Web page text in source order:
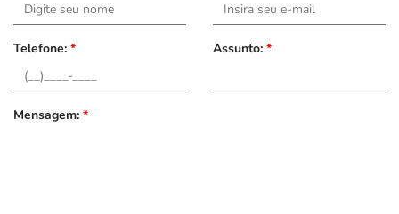
Telefone: * Assunto: *
Mensagem: *